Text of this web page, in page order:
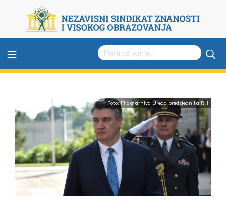
≡
Foto: Flickr arhiva Ureda predsjednika RH